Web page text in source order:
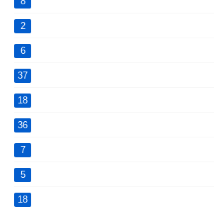
2
6
37
18
36
7
5
18